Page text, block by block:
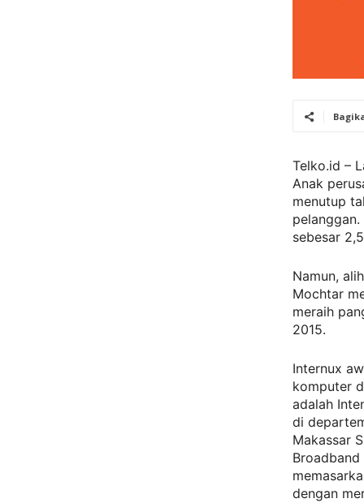
Telko.id –
Anak
menutup
sebesar
Namun,
Mochtar
meraih
2015.
Internux
komputer
adalah
di
Makassar
dengan